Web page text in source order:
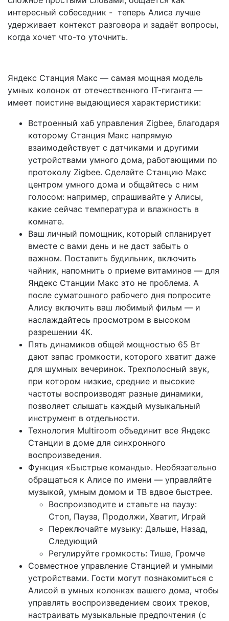
интересный собеседник - теперь Алиса лучше
удерживает контекст разговора и задаёт вопросы,
когда хочет что-то уточнить.
Яндекс Станция Макс — самая мощная модель
умных колонок от отечественного IT-гиганта —
имеет поистине выдающиеся характеристики:
Встроенный хаб управления Zigbee, благодаря
которому Станция Макс напрямую
взаимодействует с датчиками и другими
устройствами умного дома, работающими по
протоколу Zigbee. Сделайте Станцию Макс
центром умного дома и общайтесь с ним
голосом: например, спрашивайте у Алисы,
какие сейчас температура и влажность в
комнате.
Ваш личный помощник, который спланирует
вместе с вами день и не даст забыть о
важном. Поставить будильник, включить
чайник, напомнить о приеме витаминов — для
Яндекс Станции Макс это не проблема. А
после суматошного рабочего дня попросите
Алису включить ваш любимый фильм — и
наслаждайтесь просмотром в высоком
разрешении 4К.
Пять динамиков общей мощностью 65 Вт
дают запас громкости, которого хватит даже
для шумных вечеринок. Трехполосный звук,
при котором низкие, средние и высокие
частоты воспроизводят разные динамики,
позволяет слышать каждый музыкальный
инструмент в отдельности.
Технология Multiroom объединит все Яндекс
Станции в доме для синхронного
воспроизведения.
Функция «Быстрые команды». Необязательно
обращаться к Алисе по имени — управляйте
музыкой, умным домом и ТВ вдвое быстрее.
Воспроизводите и ставьте на паузу:
Стоп, Пауза, Продолжи, Хватит, Играй
Переключайте музыку: Дальше, Назад,
Следующий
Регулируйте громкость: Тише, Громче
Совместное управление Станцией и умными
устройствами. Гости могут познакомиться с
Алисой в умных колонках вашего дома, чтобы
управлять воспроизведением своих треков,
настраивать музыкальные предпочтения (с